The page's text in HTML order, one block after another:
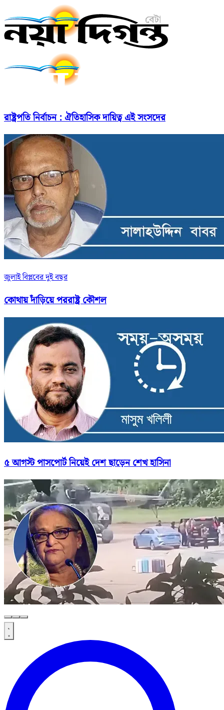
রাষ্ট্রপতি নির্বাচন : ঐতিহাসিক দায়িত্ব এই সংসদের
জুলাই বিপ্লবের দুই বছর
কোথায় দাঁড়িয়ে পররাষ্ট্র কৌশল
৫ আগস্ট পাসপোর্ট নিয়েই দেশ ছাড়েন শেখ হাসিনা